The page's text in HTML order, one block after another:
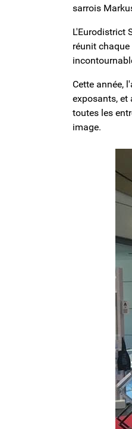
sarrois
L'Eurodistrict
réunit
Cette année,
exposants, et
toutes les
image.